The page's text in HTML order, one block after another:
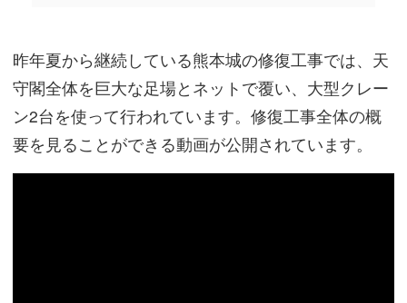
昨年夏から継続している熊本城の修復工事では、天
守閣全体を巨大な足場とネットで覆い、大型クレー
ン2台を使って行われています。修復工事全体の概
要を見ることができる動画が公開されています。